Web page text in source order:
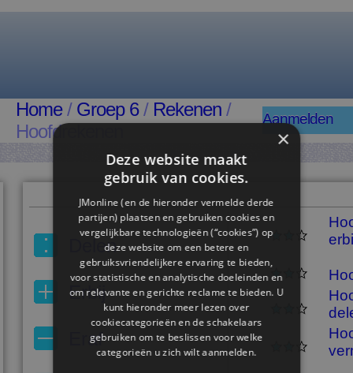
Home/ Groep 6/ Rekenen /
Hoofdrekenen
Aanmelden
Delen
Erbij
Eraf
×
Deze website maakt
gebruik van cookies.
JMonline (en de hieronder vermelde derde
partijen) plaatsen en gebruiken cookies en
vergelijkbare technologieën (“cookies”) op
deze website om een ​​betere en
gebruiksvriendelijkere ervaring te bieden,
voor statistische en analytische doeleinden en
om relevante en gerichte reclame te bieden. U
kunt hieronder meer lezen over
cookiecategorieën en de schakelaars
gebruiken om te beslissen voor welke
categorieën u zich wilt aanmelden.